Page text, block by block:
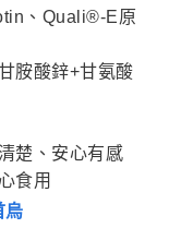
、Quali®-E原
胺酸鋅+甘氨酸
楚、安心有感
食用
烏